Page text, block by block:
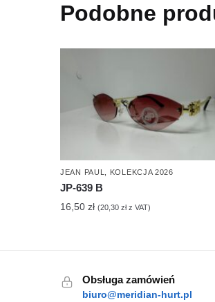
Podobne
JEAN PAUL, KOLEKCJA 2026
JP-639 B
16,50zł (20,30złz VAT)
Obsługa zamówień
biuro@meridian-hurt.pl